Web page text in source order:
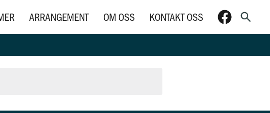
ARRANGEMENT OM OSS KONTAKT OSS Søk